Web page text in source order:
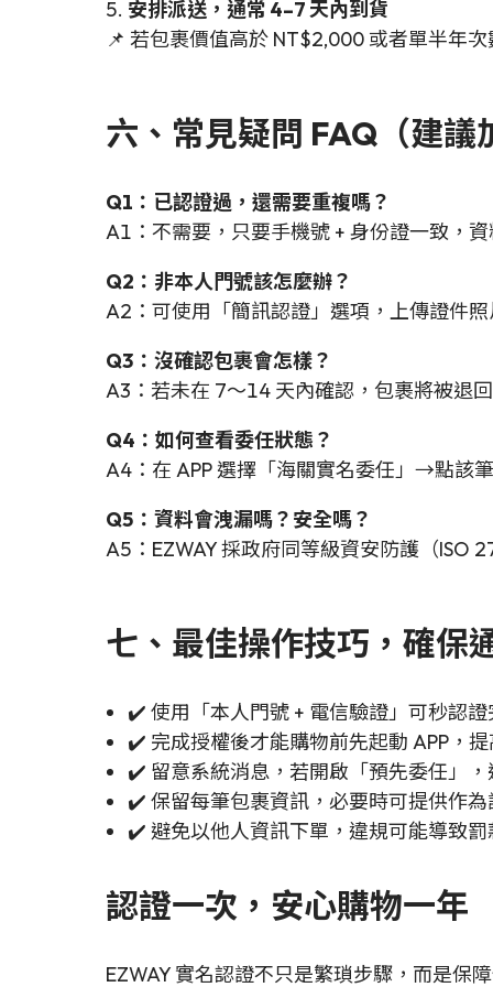
安排派送，通常 4–7 天內到貨
📌 若包裹價值高於 NT$2,000 或者單半年
六、常見疑問 FAQ（建議
Q1：已認證過，還需要重複嗎？
A1：不需要，只要手機號 + 身份證一致，
Q2：非本人門號該怎麼辦？
A2：可使用「簡訊認證」選項，上傳證件
Q3：沒確認包裹會怎樣？
A3：若未在 7～14 天內確認，包裹將被退
Q4：如何查看委任狀態？
A4：在 APP 選擇「海關實名委任」→點該
Q5：資料會洩漏嗎？安全嗎？
A5：EZWAY 採政府同等級資安防護（ISO
七、最佳操作技巧，確保
✔️ 使用「本人門號 + 電信驗證」可秒認證
✔️ 完成授權後才能購物前先起動 APP，
✔️ 留意系統消息，若開啟「預先委任」，
✔️ 保留每筆包裹資訊，必要時可提供作為
✔️ 避免以他人資訊下單，違規可能導致
認證一次，安心購物一年
EZWAY 實名認證不只是繁瑣步驟，而是保